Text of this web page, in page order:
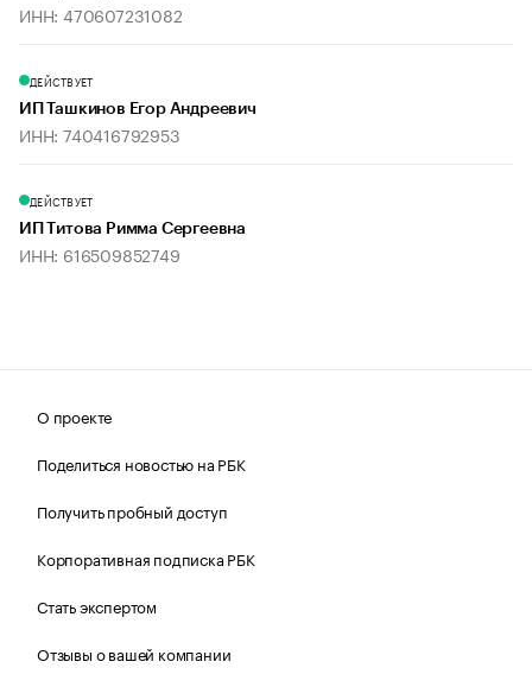
ИНН: 470607231082
ДЕЙСТВУЕТ
ИП Ташкинов Егор Андреевич
ИНН: 740416792953
ДЕЙСТВУЕТ
ИП Титова Римма Сергеевна
ИНН: 616509852749
О проекте
Поделиться новостью на РБК
Получить пробный доступ
Корпоративная подписка РБК
Стать экспертом
Отзывы о вашей компании